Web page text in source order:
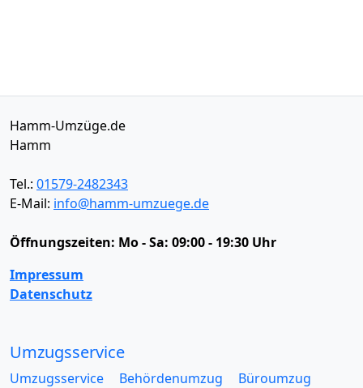
Hamm-Umzüge.de
Hamm
Tel.: 01579-2482343
E-Mail: info@hamm-umzuege.de
Öffnungszeiten: Mo - Sa: 09:00 - 19:30 Uhr
Impressum
Datenschutz
Umzugsservice
Umzugsservice Behördenumzug
Büroumzug